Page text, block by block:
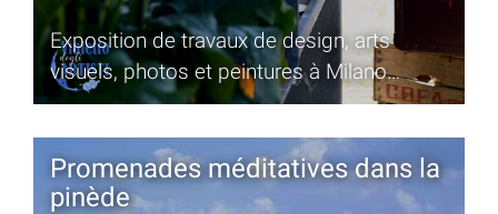
Exposition de travaux de design, arts
visuels, photos et peintures à Milano
Marittima. Été 2026, le rendez-vous du soir
revient
Promenades méditatives dans la
pinède